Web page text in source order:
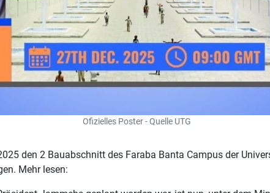
Ofizielles Poster - Quelle UTG
den 2 Bauabschnitt des Faraba Banta Campus der
Mehr lesen: